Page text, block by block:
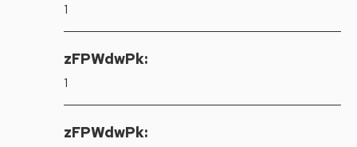
1
zFPWdwPk:
1
zFPWdwPk: